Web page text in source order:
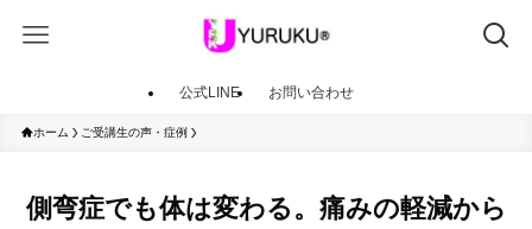
公式LINE お問い合わせ
ホーム ご受講生の声・症例
側弯症でも体は変わる。痛みの軽減から